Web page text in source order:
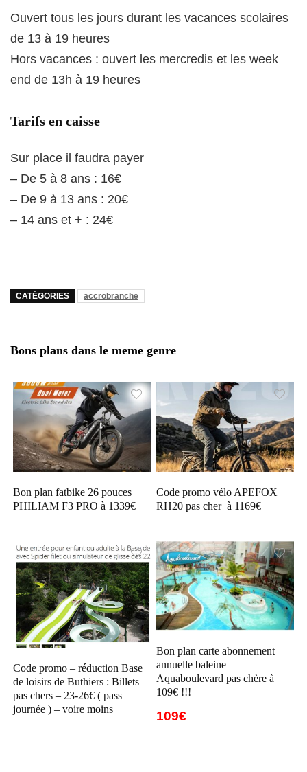
Ouvert tous les jours durant les vacances scolaires
de 13 à 19 heures
Hors vacances : ouvert les mercredis et les week
end de 13h à 19 heures
Tarifs en caisse
Sur place il faudra payer
– De 5 à 8 ans : 16€
– De 9 à 13 ans : 20€
– 14 ans et + : 24€
CATÉGORIES accrobranche
Bons plans dans le meme genre
Bon plan fatbike 26 pouces
PHILIAM F3 PRO à 1339€
Code promo vélo APEFOX
RH20 pas cher à 1169€
Code promo – réduction Base
de loisirs de Buthiers : Billets
pas chers – 23-26€ ( pass
journée ) – voire moins
Bon plan carte abonnement
annuelle baleine
Aquaboulevard pas chère à
109€ !!!
109€